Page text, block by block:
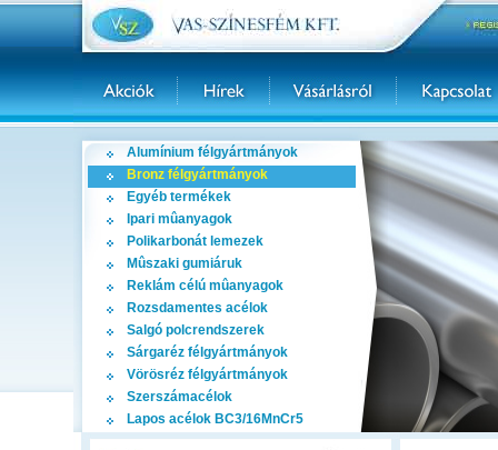
Alumínium félgyártmányok
Bronz félgyártmányok
Egyéb termékek
Ipari mûanyagok
Polikarbonát lemezek
Mûszaki gumiáruk
Reklám célú mûanyagok
Rozsdamentes acélok
Salgó polcrendszerek
Sárgaréz félgyártmányok
Vörösréz félgyártmányok
Szerszámacélok
Lapos acélok BC3/16MnCr5